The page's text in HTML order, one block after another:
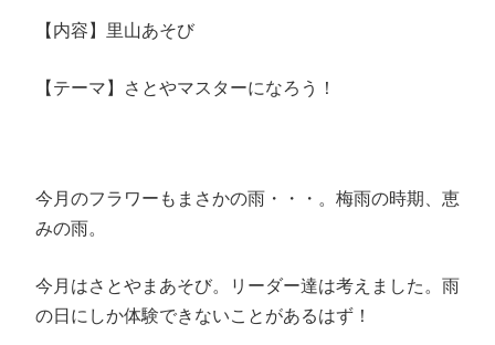
【内容】里山あそび
【テーマ】さとやマスターになろう！
今月のフラワーもまさかの雨・・・。梅雨の時期、恵
みの雨。
今月はさとやまあそび。リーダー達は考えました。雨
の日にしか体験できないことがあるはず！